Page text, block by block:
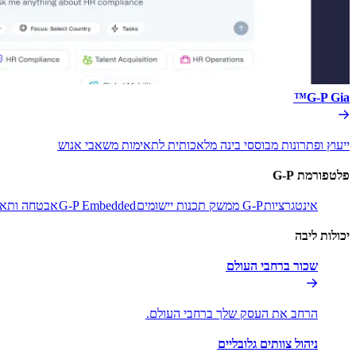
G-P Gia™​​
ייעוץ ופתרונות מבוססי בינה מלאכותית לתאימות משאבי אנוש​​
פלטפורמת G-P​​
אינטגרציות​​G-P ממשק תכנות יישומים​​ G-P Embedded​​אבטחה
יכולות ליבה​​
שכור ברחבי העולם​​
הרחב את העסק שלך ברחבי העולם.​​
ניהול צוותים גלובליים​​